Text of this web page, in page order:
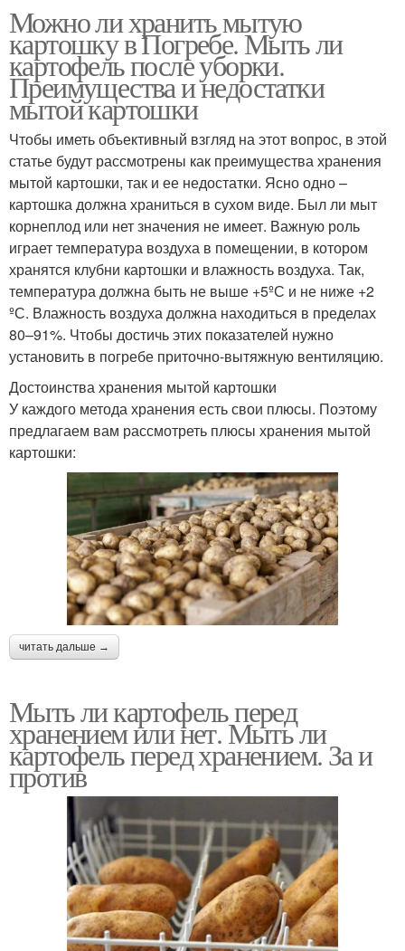
Можно ли хранить мытую
картошку в Погребе. Мыть ли
картофель после уборки.
Преимущества и недостатки
мытой картошки
Чтобы иметь объективный взгляд на этот вопрос, в этой
статье будут рассмотрены как преимущества хранения
мытой картошки, так и ее недостатки. Ясно одно –
картошка должна храниться в сухом виде. Был ли мыт
корнеплод или нет значения не имеет. Важную роль
играет температура воздуха в помещении, в котором
хранятся клубни картошки и влажность воздуха. Так,
температура должна быть не выше +5ºС и не ниже +2
ºС. Влажность воздуха должна находиться в пределах
80–91%. Чтобы достичь этих показателей нужно
установить в погребе приточно-вытяжную вентиляцию.
Достоинства хранения мытой картошки
У каждого метода хранения есть свои плюсы. Поэтому
предлагаем вам рассмотреть плюсы хранения мытой
картошки:
читать дальше →
Мыть ли картофель перед
хранением или нет. Мыть ли
картофель перед хранением. За и
против